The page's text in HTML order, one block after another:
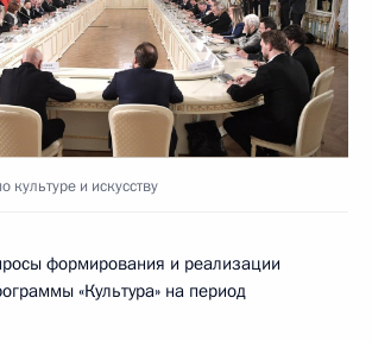
культуре и искусству
формирования и реализации
«Культура» на период